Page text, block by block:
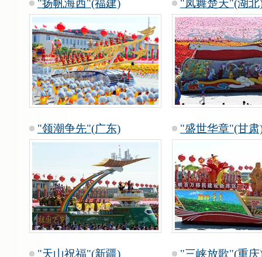
"扬帆海西"(福建) "凤舞楚天"(湖北
"领潮争先"(广东) "盛世华章"(甘肃
"天山祝福"(新疆) "三峡放歌"(重庆